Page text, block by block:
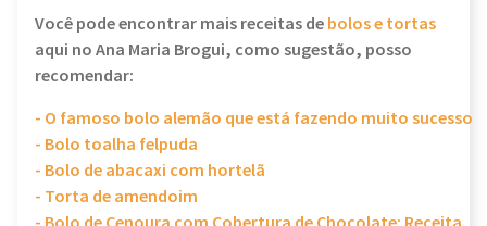
Você pode encontrar mais receitas debolos e tortas
aqui no Ana Maria Brogui, como sugestão, posso
recomendar:
- O famoso bolo alemão que está fazendo muito sucesso
- Bolo toalha felpuda
- Bolo de abacaxi com hortelã
- Torta de amendoim